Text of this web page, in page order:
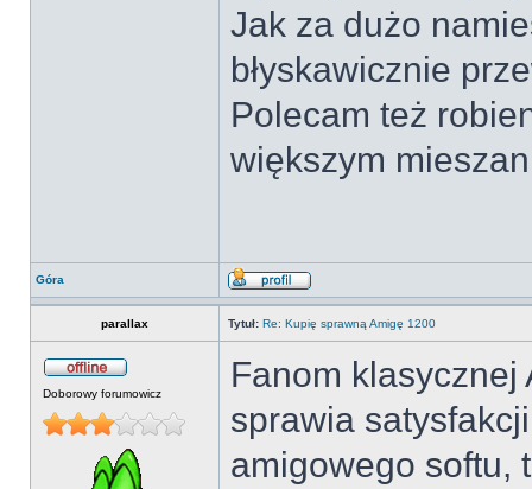
Jak za dużo
błyskawicznie
Polecam też
większym
Góra
parallax Tytuł: Re: Kupię sprawną Amigę 1200
Doborowy forumowicz
Fanom
sprawia
amigowego softu,